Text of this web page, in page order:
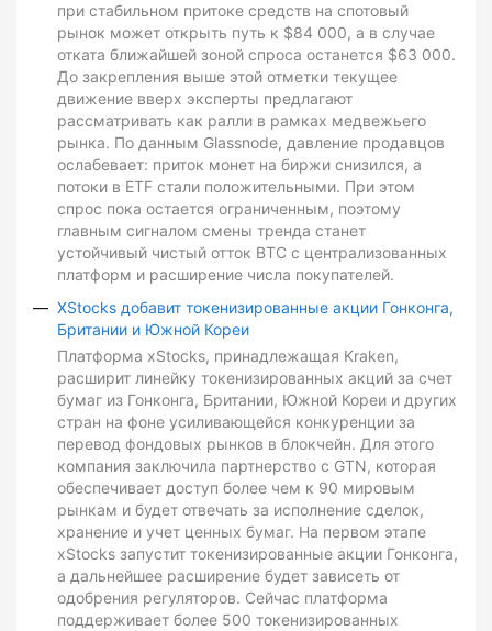
при стабильном притоке средств на спотовый
рынок может открыть путь к $84 000, а в случае
отката ближайшей зоной спроса останется $63 000.
До закрепления выше этой отметки текущее
движение вверх эксперты предлагают
рассматривать как ралли в рамках медвежьего
рынка. По данным Glassnode, давление продавцов
ослабевает: приток монет на биржи снизился, а
потоки в ETF стали положительными. При этом
спрос пока остается ограниченным, поэтому
главным сигналом смены тренда станет
устойчивый чистый отток BTC с централизованных
платформ и расширение числа покупателей.
XStocks добавит токенизированные акции Гонконга,
Британии и Южной Кореи
Платформа xStocks, принадлежащая Kraken,
расширит линейку токенизированных акций за счет
бумаг из Гонконга, Британии, Южной Кореи и других
стран на фоне усиливающейся конкуренции за
перевод фондовых рынков в блокчейн. Для этого
компания заключила партнерство с GTN, которая
обеспечивает доступ более чем к 90 мировым
рынкам и будет отвечать за исполнение сделок,
хранение и учет ценных бумаг. На первом этапе
xStocks запустит токенизированные акции Гонконга,
а дальнейшее расширение будет зависеть от
одобрения регуляторов. Сейчас платформа
поддерживает более 500 токенизированных